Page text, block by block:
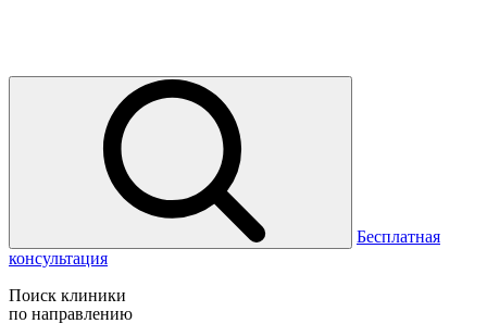
Бесплатная
консультация
Поиск клиники
по направлению